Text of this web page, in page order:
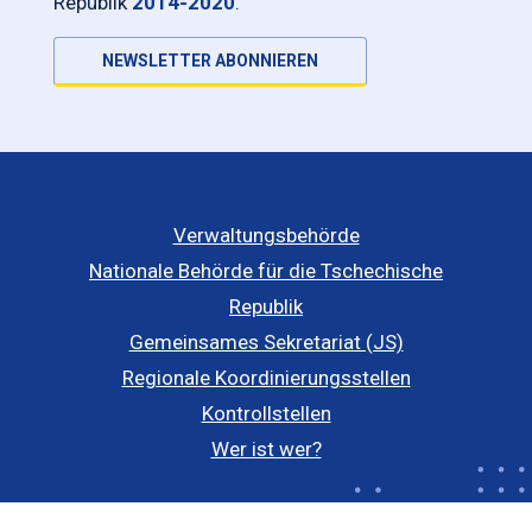
NEWSLETTER ABONNIEREN
Verwaltungsbehörde
Nationale Behörde für die Tschechische
Republik
Gemeinsames Sekretariat (JS)
Regionale Koordinierungsstellen
Kontrollstellen
Wer ist wer?